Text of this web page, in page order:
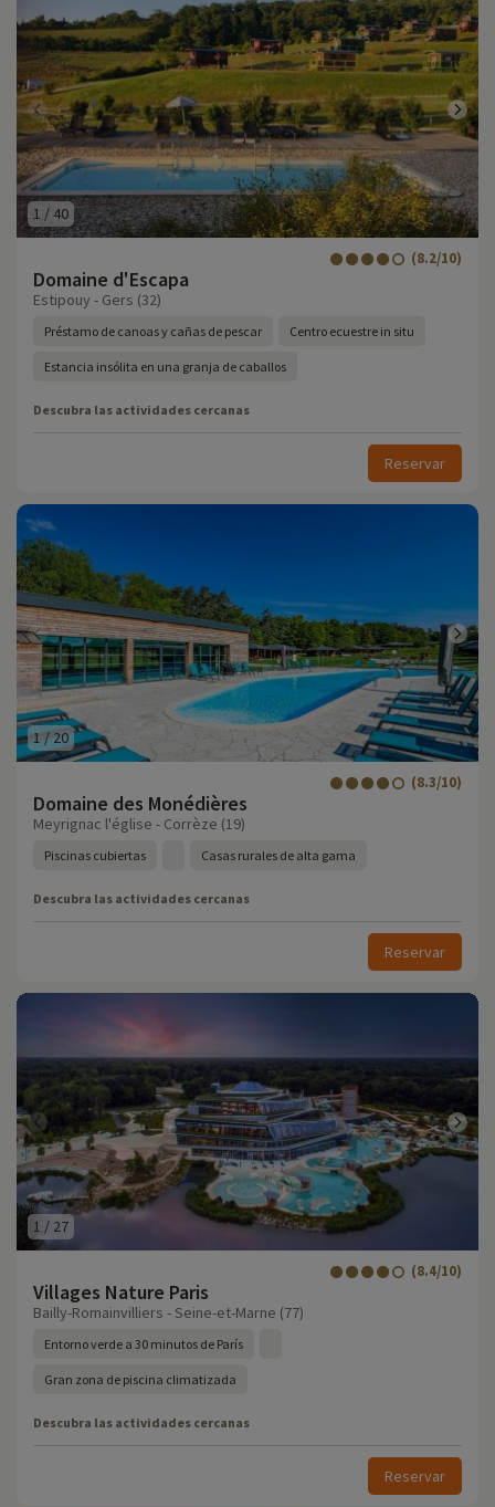
1 / 40
Domaine d'Escapa
(8.2/10)
Estipouy - Gers (32)
Préstamo de canoas y cañas de pescar Centro ecuestre in situ
Estancia insólita en una granja de caballos
Descubra las actividades cercanas
Reservar
1/20
Domaine des Monédières
(8.3/10)
Meyrignac l'église - Corrèze (19)
Piscinas cubiertas Casas rurales de alta gama
Descubra las actividades cercanas
Reservar
1 / 27
Villages Nature Paris
(8.4/10)
Bailly-Romainvilliers - Seine-et-Marne (77)
Entorno verde a 30 minutos de París
Gran zona de piscina climatizada
Descubra las actividades cercanas
Reservar